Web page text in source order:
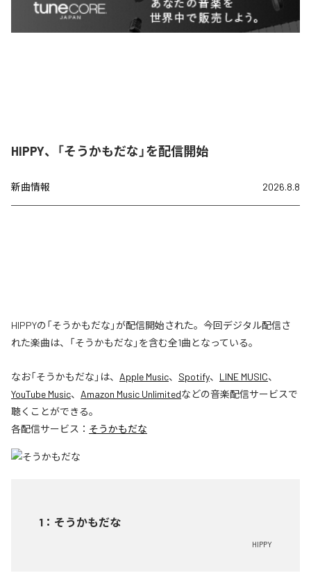
HIPPY、「そうかもだな」を配信開始
新曲情報 2026.8.8
HIPPYの「そうかもだな」が配信開始された。今回デジタル配信さ
れた楽曲は、「そうかもだな」を含む全1曲となっている。
なお「そうかもだな 」は、 Apple Music、 Spotify、 LINE MUSIC、
YouTube Music、 Amazon Music Unlimitedなどの音楽配信サービスで
聴くことができる。
各配信サービス： そうかもだな
1 ： そうかもだな
HIPPY